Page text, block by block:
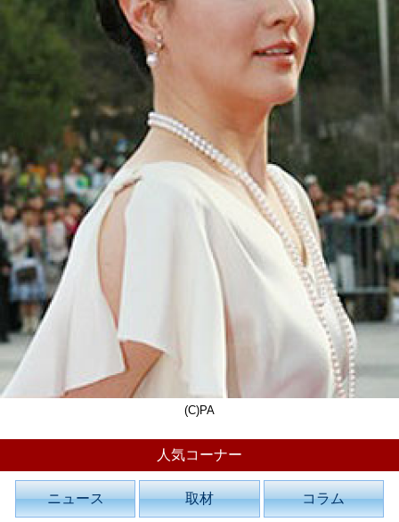
(C)PA
人気コーナー
ニュース 取材 コラム